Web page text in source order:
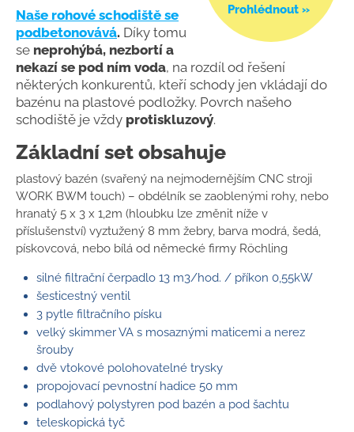
Prohlédnout »
Naše rohové schodiště se
podbetonovává. Díky tomu
se neprohýbá, nezbortí a
nekazí se pod ním voda, na rozdíl od řešení
některých konkurentů, kteří schody jen vkládají do
bazénu na plastové podložky. Povrch našeho
schodiště je vždy protiskluzový.
Základní set obsahuje
plastový bazén (svařený na nejmodernějším CNC stroji
WORK BWM touch) – obdélník se zaoblenými rohy, nebo
hranatý 5 x 3 x 1,2m (hloubku lze změnit níže v
příslušenství) vyztužený 8 mm žebry, barva modrá, šedá,
pískovcová, nebo bílá od německé firmy Röchling
silné filtrační čerpadlo 13 m3/hod. / příkon 0,55kW
šesticestný ventil
3 pytle filtračního písku
velký skimmer VA s mosaznými maticemi a nerez
šrouby
dvě vtokové polohovatelné trysky
propojovací pevnostní hadice 50 mm
podlahový polystyren pod bazén a pod šachtu
teleskopická tyč